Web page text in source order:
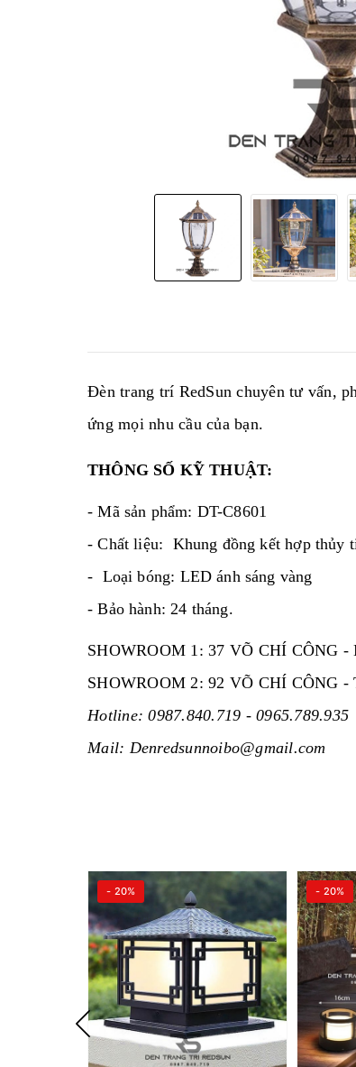
Đèn trang trí RedSun chuyên tư vấn,
ứng mọi nhu cầu của bạn.
THÔNG SỐ KỸ THUẬT:
- Mã sản phẩm: DT-C8601
- Chất liệu: Khung đồng kết hợp thủy
- Loại bóng: LED ánh sáng vàng
- Bảo hành: 24 tháng.
SHOWROOM 1: 37 VÕ CHÍ CÔNG
SHOWROOM 2: 92 VÕ CHÍ CÔNG
Hotline: 0987.840.719 - 0965.789.935
Mail: Denredsunnoibo@gmail.com
- 20% - 20%